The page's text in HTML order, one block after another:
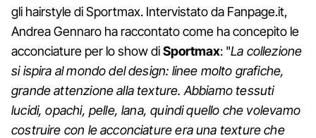
gli hairstyle di Sportmax. Intervistato da Fanpage.it,
Andrea Gennaro ha raccontato come ha concepito le
acconciature per lo show diSportmax: "La collezione
si ispira al mondo del design: linee molto grafiche,
grande attenzione alla texture. Abbiamo tessuti
lucidi, opachi, pelle, lana, quindi quello che volevamo
costruire con le acconciature era una texture che